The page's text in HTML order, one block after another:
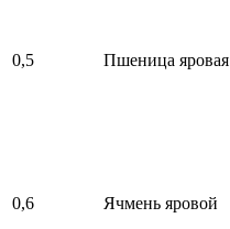
0,5 Пшеница яровая
0,6 Ячмень яровой